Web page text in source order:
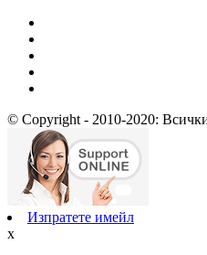
© Copyright - 2010-2020:
Изпратете имейл
x